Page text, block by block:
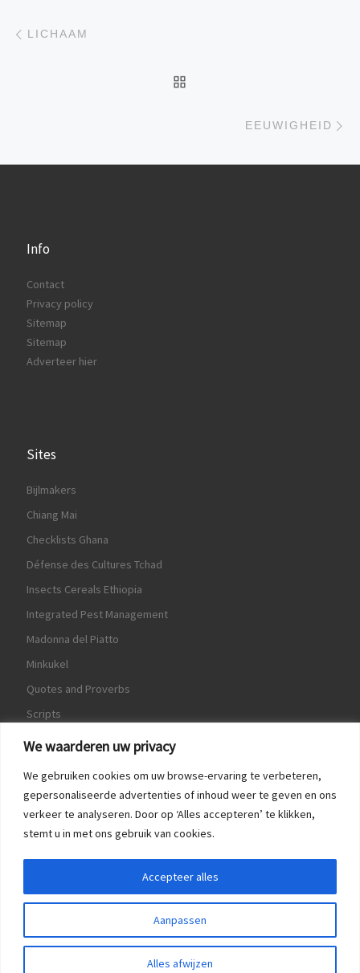
We waarderen uw privacy
We gebruiken cookies om uw browse-ervaring te verbeteren,
gepersonaliseerde advertenties of inhoud weer te geven en ons
verkeer te analyseren. Door op ‘Alles accepteren’ te klikken,
stemt u in met ons gebruik van cookies.
Aanpassen
Alles afwijzen
Accepteer alles
Berichtnavigatie
LICHAAM
EEUWIGHEID
Info
Contact
Privacy policy
Sitemap
Sitemap
Adverteer hier
Sites
Bijlmakers
Chiang Mai
Checklists Ghana
Défense des Cultures Tchad
Insects Cereals Ethiopia
Integrated Pest Management
Madonna del Piatto
Minkukel
Quotes and Proverbs
Scripts
World Crops Database
Game
Spreekwoorden & Citaten